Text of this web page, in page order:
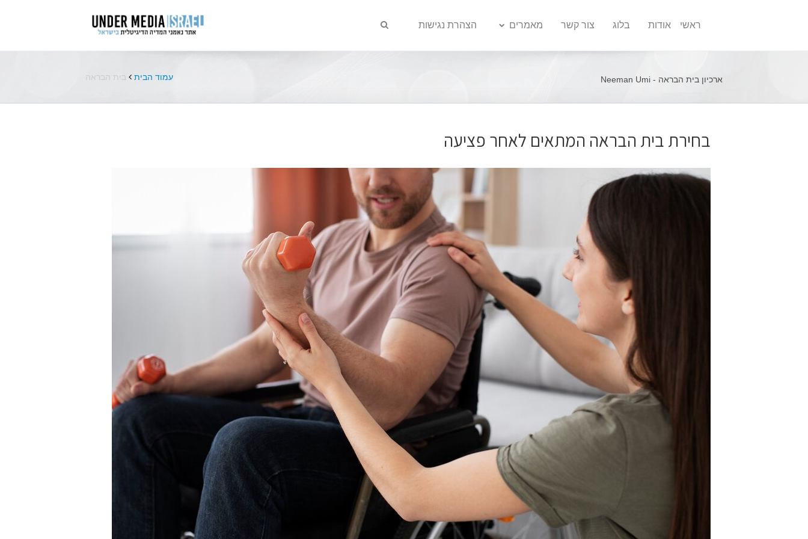
ראשי אודות בלוג צור קשר מאמרים הצהרת נגישות
ארכיון בית הבראה - Neeman Umi עמוד הבית בית הבראה
בחירת בית הבראה המתאים לאחר פציעה